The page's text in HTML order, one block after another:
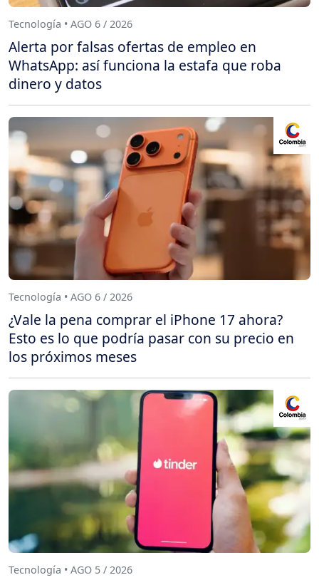
Tecnología • AGO 6 / 2026
Alerta por falsas ofertas de empleo en
WhatsApp: así funciona la estafa que roba
dinero y datos
Tecnología • AGO 6 / 2026
¿Vale la pena comprar el iPhone 17 ahora?
Esto es lo que podría pasar con su precio en
los próximos meses
Tecnología • AGO 5 / 2026